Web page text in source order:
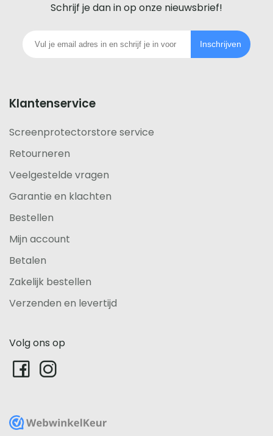
iedere
telefoon
Schrijf je dan in op onze nieuwsbrief!
Inschrijven
Klantenservice
Screenprotectorstore service
Retourneren
Veelgestelde vragen
Garantie en klachten
Bestellen
Mijn account
Betalen
Zakelijk bestellen
Verzenden en levertijd
Volg ons op
WebwinkelKeur